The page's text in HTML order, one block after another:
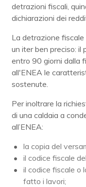
detrazioni fiscali,
dichiarazioni dei
La detrazione
un iter ben preciso:
entro 90 giorni dalla
all'ENEA le
sostenute.
Per inoltrare la
di una caldaia a
all’ENEA:
la copia del
il codice fiscale
il codice fiscale o
fatto i lavori;